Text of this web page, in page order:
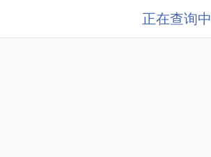
正在查询中